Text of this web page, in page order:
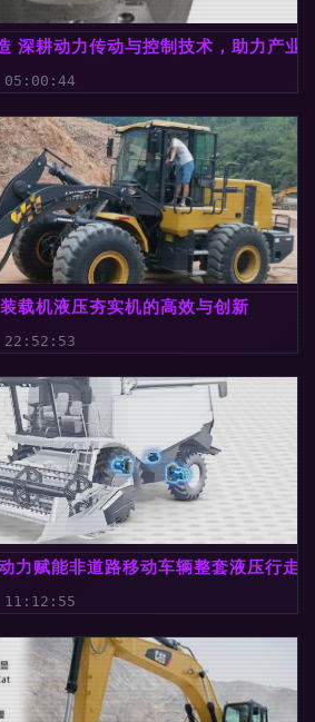
深耕动力传动与控制技术，助力产业
05:00:44
载机液压夯实机的高效与创新
22:52:53
力赋能非道路移动车辆整套液压行走
11:12:55